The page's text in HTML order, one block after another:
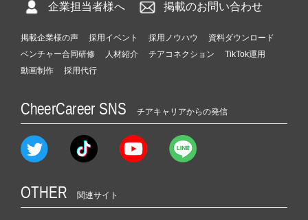
企業担当者様へ 掲載のお問い合わせ
掲載企業様の声 採用イベント 採用ノウハウ
資料ダウンロード
ベンチャー合同研修
人材紹介 チアコネクション
TikTok運用
動画制作
採用代行
CheerCareer SNS チアキャリアからの発信
OTHER 関連サイト